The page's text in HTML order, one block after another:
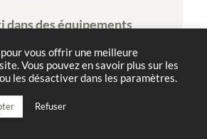
dans des équipements
dans quelques années
cartes postales sans
à la poubelle)
à la demande sur les
vous offrir une meilleure
Vous pouvez en savoir plus sur les
les désactiver dans les paramètres.
Refuser